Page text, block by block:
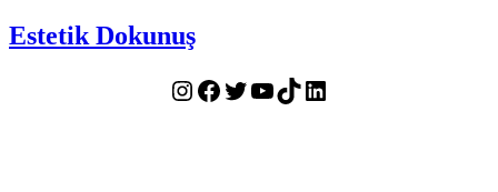
Estetik Dokunuş
Instagram
Facebook
Twitter
YouTube
TikTokLinkedIn